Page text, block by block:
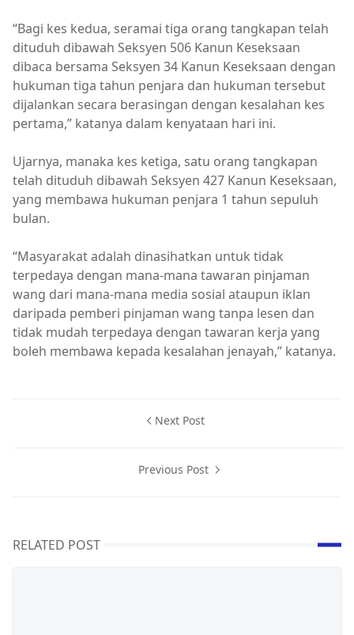
“Bagi kes kedua, seramai tiga orang tangkapan telah
dituduh dibawah Seksyen 506 Kanun Keseksaan
dibaca bersama Seksyen 34 Kanun Keseksaan dengan
hukuman tiga tahun penjara dan hukuman tersebut
dijalankan secara berasingan dengan kesalahan kes
pertama,” katanya dalam kenyataan hari ini.
Ujarnya, manaka kes ketiga, satu orang tangkapan
telah dituduh dibawah Seksyen 427 Kanun Keseksaan,
yang membawa hukuman penjara 1 tahun sepuluh
bulan.
“Masyarakat adalah dinasihatkan untuk tidak
terpedaya dengan mana-mana tawaran pinjaman
wang dari mana-mana media sosial ataupun iklan
daripada pemberi pinjaman wang tanpa lesen dan
tidak mudah terpedaya dengan tawaran kerja yang
boleh membawa kepada kesalahan jenayah,” katanya.
Next Post
Previous Post
RELATED POST